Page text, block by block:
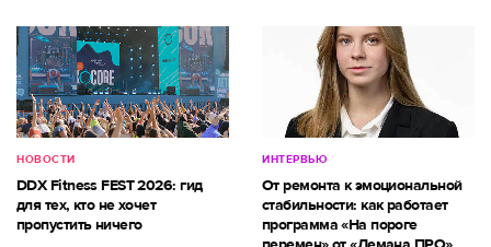
НОВОСТИ
DDX Fitness FEST 2026: гид
для тех, кто не хочет
пропустить ничего
ИНТЕРВЬЮ
От ремонта к эмоциональной
стабильности: как работает
программа «На пороге